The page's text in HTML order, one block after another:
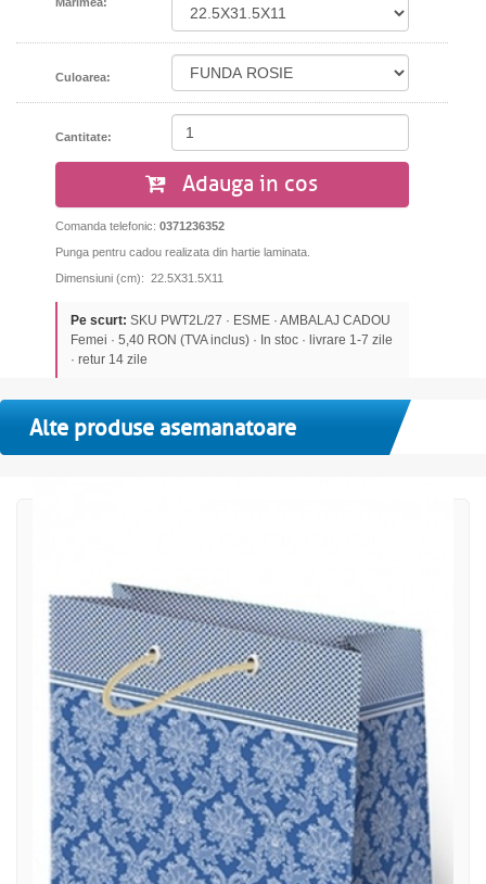
Culoarea:
Cantitate:
Adauga in cos
Comanda telefonic: 0371236352
Punga pentru cadou realizata din hartie laminata.
Dimensiuni (cm): 22.5X31.5X11
Pe scurt: SKU PWT2L/27 · ESME · AMBALAJ CADOU
Femei · 5,40 RON (TVA inclus) · In stoc · livrare 1-7 zile
· retur 14 zile
Alte produse asemanatoare